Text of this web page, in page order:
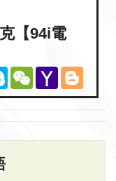
【94i電
SkypeWeChatYahoo
Mail